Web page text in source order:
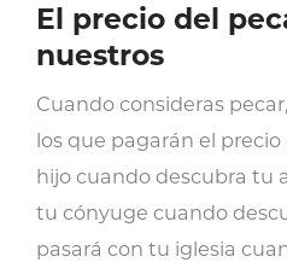
El precio del
nuestros
Cuando consideras
los que pagarán el
hijo cuando descubra tu
tu cónyuge cuando
pasará con tu iglesia